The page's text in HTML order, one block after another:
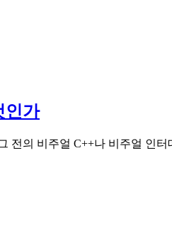
인가
전의 비주얼 C++나 비주얼 인터